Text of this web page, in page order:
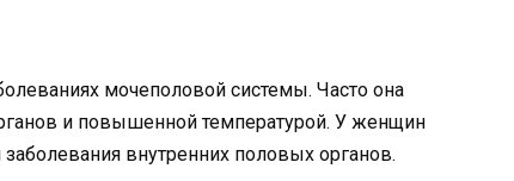
мочеполовой системы. Часто она
и повышенной температурой. У женщин
внутренних половых органов.